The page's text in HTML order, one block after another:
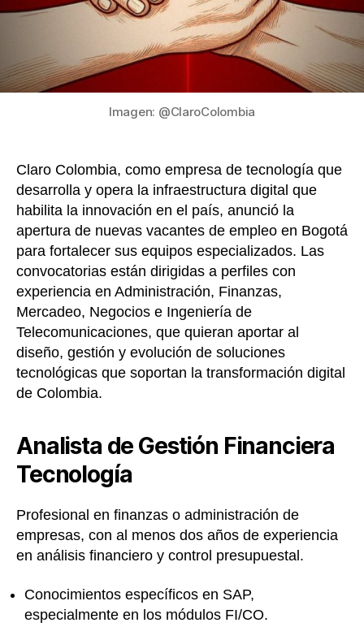
y
Imagen: @ClaroColombia
Claro Colombia, como empresa de tecnología que
desarrolla y opera la infraestructura digital que
habilita la innovación en el país, anunció la
apertura de nuevas vacantes de empleo en Bogotá
para fortalecer sus equipos especializados. Las
convocatorias están dirigidas a perfiles con
experiencia en Administración, Finanzas,
Mercadeo, Negocios e Ingeniería de
Telecomunicaciones, que quieran aportar al
diseño, gestión y evolución de soluciones
tecnológicas que soportan la transformación digital
de Colombia.
Analista de Gestión Financiera
Tecnología
Profesional en finanzas o administración de
empresas, con al menos dos años de experiencia
en análisis financiero y control presupuestal.
Conocimientos específicos en SAP,
especialmente en los módulos FI/CO.